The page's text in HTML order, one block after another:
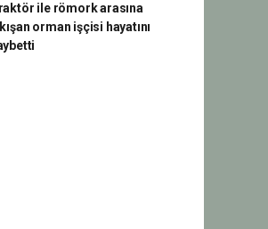
ile römork arasına
orman işçisi hayatını